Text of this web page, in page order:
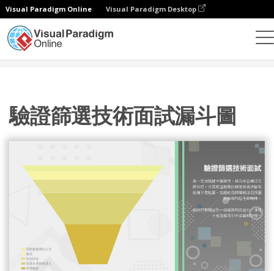
Visual Paradigm Online Visual Paradigm Desktop
驗證篩選技術面試漏斗圖